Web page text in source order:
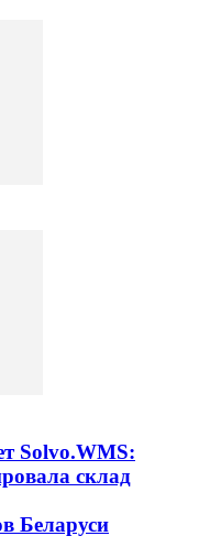
Solvo.WMS:
склад
Беларуси